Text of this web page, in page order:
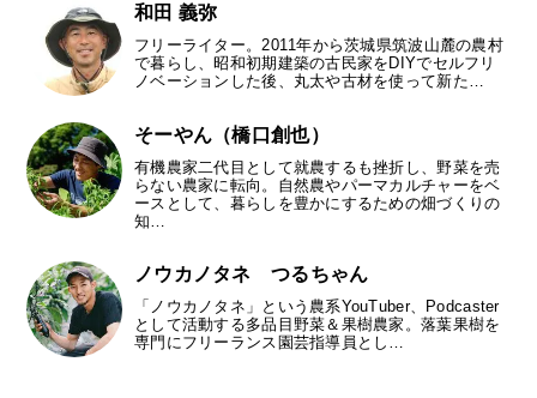
和田 義弥
フリーライター。2011年から茨城県筑波山麓の農村
で暮らし、昭和初期建築の古民家をDIYでセルフリ
ノベーションした後、丸太や古材を使って新た…
そーやん（橋口創也）
有機農家二代目として就農するも挫折し、野菜を売
らない農家に転向。自然農やパーマカルチャーをベ
ースとして、暮らしを豊かにするための畑づくりの
知…
ノウカノタネ つるちゃん
「ノウカノタネ」という農系YouTuber、Podcaster
として活動する多品目野菜＆果樹農家。落葉果樹を
専門にフリーランス園芸指導員とし…